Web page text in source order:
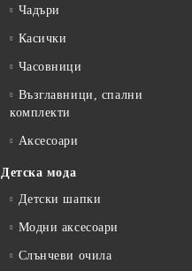
Чадъри
Касички
Часовници
Възглавници, спални
комплекти
Аксесоари
Детска мода
Детски шапки
Модни аксесоари
Слънчеви очила